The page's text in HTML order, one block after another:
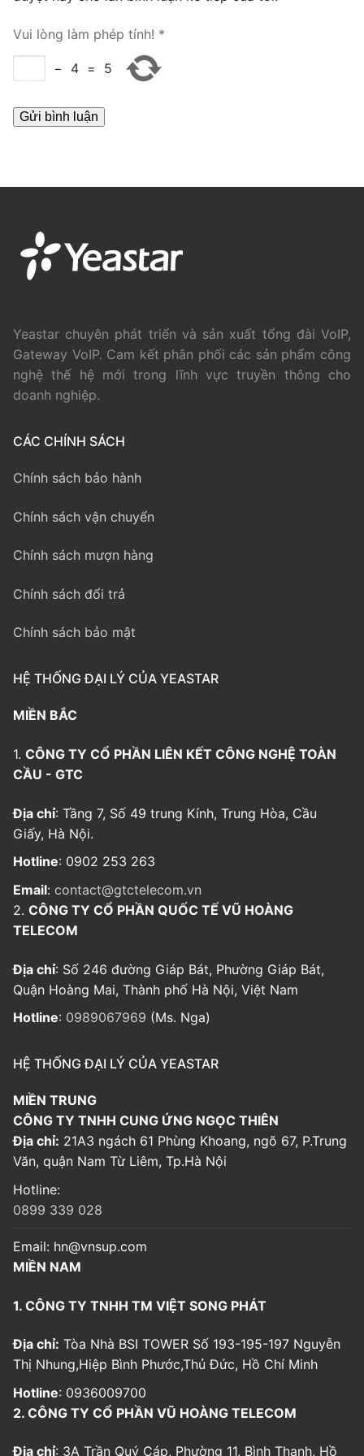
PRI VoIP Gateway TE200
LIÊN HỆ
Vui lòng làm phép tính! *
− 4 = 5
Yeastar chuyên phát triển và sản xuất tổng đài VoIP,
Gateway VoIP. Cam kết phân phối các sản phẩm công
nghệ thế hệ mới trong lĩnh vực truyền thông cho
doanh nghiệp.
CÁC CHÍNH SÁCH
Chính sách bảo hành
Chính sách vận chuyển
Chính sách mượn hàng
Chính sách đổi trả
Chính sách bảo mật
HỆ THỐNG ĐẠI LÝ CỦA YEASTAR
MIỀN BẮC
1. CÔNG TY CỔ PHẦN LIÊN KẾT CÔNG NGHỆ TOÀN
CẦU - GTC
Địa chỉ: Tầng 7, Số 49 trung Kính, Trung Hòa, Cầu
Giấy, Hà Nội.
Hotline: 0902 253 263
Email: contact@gtctelecom.vn
2. CÔNG TY CỔ PHẦN QUỐC TẾ VŨ HOÀNG
TELECOM
Địa chỉ: Số 246 đường Giáp Bát, Phường Giáp Bát,
Quận Hoàng Mai, Thành phố Hà Nội, Việt Nam
Hotline: 0989067969 (Ms. Nga)
HỆ THỐNG ĐẠI LÝ CỦA YEASTAR
MIỀN TRUNG
CÔNG TY TNHH CUNG ỨNG NGỌC THIÊN
Địa chỉ: 21A3 ngách 61 Phùng Khoang, ngõ 67, P.Trung
Văn, quận Nam Từ Liêm, Tp.Hà Nội
Hotline:
0899 339 028
Email: hn@vnsup.com
MIỀN NAM
1. CÔNG TY TNHH TM VIỆT SONG PHÁT
Địa chỉ: Tòa Nhà BSI TOWER Số 193-195-197 Nguyễn
Thị Nhung,Hiệp Bình Phước,Thủ Đức, Hồ Chí Minh
Hotline: 0936009700
2. CÔNG TY CỔ PHẦN VŨ HOÀNG TELECOM
Địa chỉ: 3A Trần Quý Cáp, Phường 11, Bình Thạnh, Hồ